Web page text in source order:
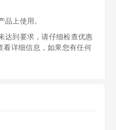
上使用。
达到要求，请仔细检查优惠
看详细信息，如果您有任何